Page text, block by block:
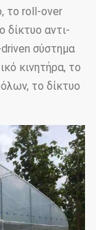
το roll-over
αντι-
σύστημα
κινητήρα, το
το δίκτυο